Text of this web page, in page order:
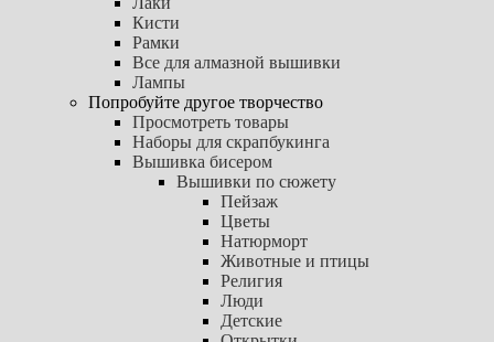
Кисти
Рамки
Все для алмазной вышивки
Лампы
Попробуйте другое творчество
Просмотреть товары
Наборы для скрапбукинга
Вышивка бисером
Вышивки по сюжету
Пейзаж
Цветы
Натюрморт
Животные и птицы
Религия
Люди
Детские